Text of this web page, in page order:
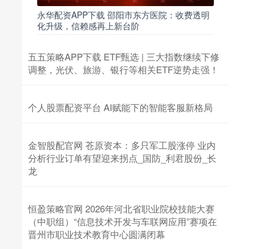
永华配资APP下载 邵阳市东方医院：收费透明
化升级，信赖感再上新台阶
五五策略APP下载 ETF甄选 | 三大指数继续下修
调整，光伏、旅游、银行等相关ETF逆势走强！
个人股票配资平台 AI赋能下的智能客服新格局
金智股配官网 苍原资本：多只军工股涨停 业内
分析行业订单有望迎来拐点_国防_利君股份_长
龙
恒盈策略官网 2026年河北省职业院校技能大赛
（中职组）“信息技术开发与车联网应用”赛项在
晋州市职业技术教育中心圆满闭幕